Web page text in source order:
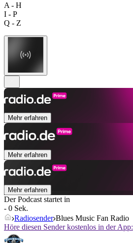
A - H
I - P
Q - Z
Mehr erfahren
Mehr erfahren
Mehr erfahren
Der Podcast startet in
- 0 Sek.
Radiosender Blues Music Fan Radio
Höre diesen Sender kostenlos in der App: